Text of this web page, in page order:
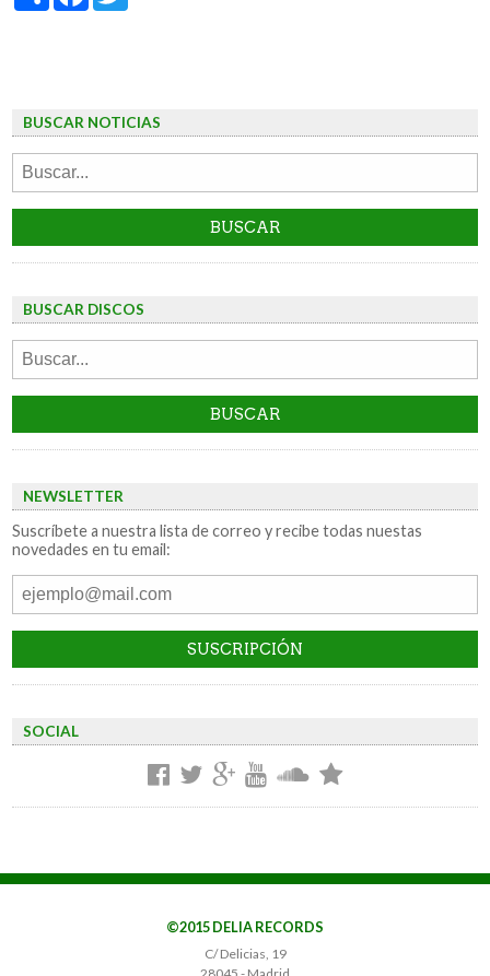
BUSCAR NOTICIAS
BUSCAR DISCOS
NEWSLETTER
Suscríbete a nuestra lista de correo y recibe todas nuestas
novedades en tu email:
SOCIAL
©2015 DELIA RECORDS
C/ Delicias, 19